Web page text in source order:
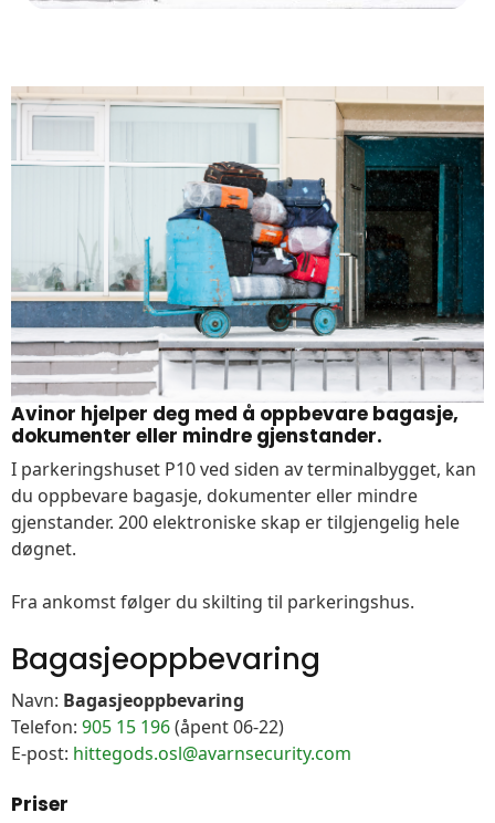
Avinor hjelper deg med å oppbevare bagasje,
dokumenter eller mindre gjenstander.
I parkeringshuset P10 ved siden av terminalbygget, kan
du oppbevare bagasje, dokumenter eller mindre
gjenstander. 200 elektroniske skap er tilgjengelig hele
døgnet.
Fra ankomst følger du skilting til parkeringshus.
Bagasjeoppbevaring
Navn: Bagasjeoppbevaring
Telefon: 905 15 196(åpent 06-22)
E-post: hittegods.osl@avarnsecurity.com
Priser